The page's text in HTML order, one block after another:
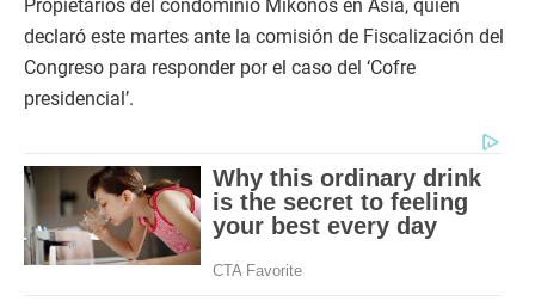
Propietarios del condominio Mikonos en Asia, quien
declaró este martes ante la comisión de Fiscalización del
Congreso para responder por el caso del ‘Cofre
presidencial’.